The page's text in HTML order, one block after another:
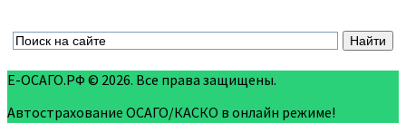
Е-ОСАГО.РФ © 2026. Все права защищены.
Автострахование ОСАГО/КАСКО в онлайн режиме!